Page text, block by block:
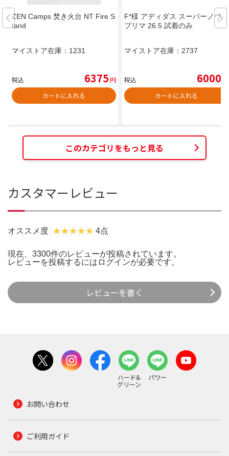
ZEN Camps 焚き火台 NT Fire S
tand
マイストア在庫： 1231
税込 6375円
カートに入れる
F*様 アディダス スーパーノヴァ
プリマ 26.5 試着のみ
マイストア在庫： 2737
税込 6000
カートに入れる
このカテゴリをもっと見る
カスタマーレビュー
オススメ度 4点
現在、3300件のレビューが投稿されています。
レビューを投稿するには ログインが必要です。
レビューを書く
ハード&
グリーン
パワー
お問い合わせ
ご利用ガイド